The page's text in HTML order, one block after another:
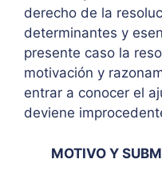
derecho de la
determinantes y
presente caso la
motivación y
entrar a conocer el
deviene
MOTIVO Y